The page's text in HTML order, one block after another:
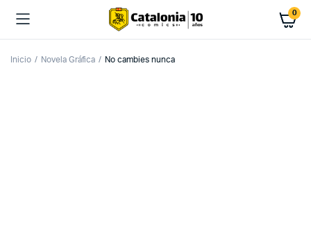
0
Inicio Novela Gráfica No cambies nunca